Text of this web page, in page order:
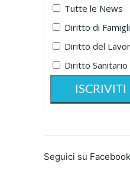
Tutte le News
Diritto di
Diritto del
Diritto Sanitario
Seguici su Facebook